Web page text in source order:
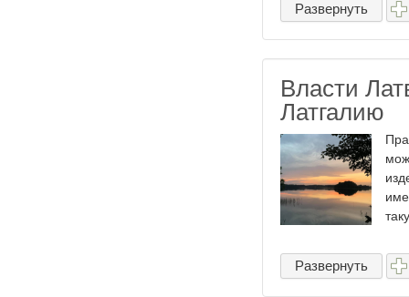
Развернуть
Власти
Латгалию
Развернуть